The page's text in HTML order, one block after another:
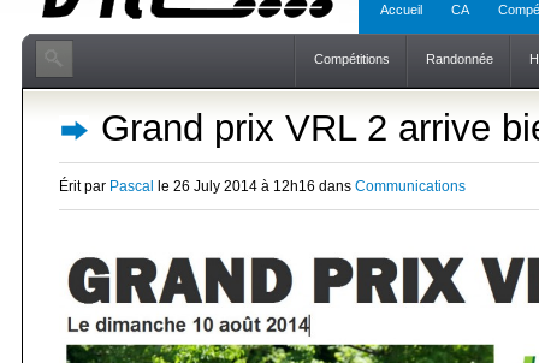
Accueil CA
Compétitions Randonnée
Grand prix VRL 2 arrive
Érit par Pascal le 26 July 2014 à 12h16 dans Communications